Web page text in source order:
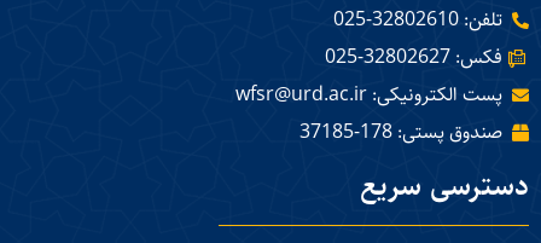
تلفن: 32802610-025
فکس: 32802627-025
پست الکترونیکی: wfsr@urd.ac.ir
صندوق پستی: 178-37185
دسترسی سریع